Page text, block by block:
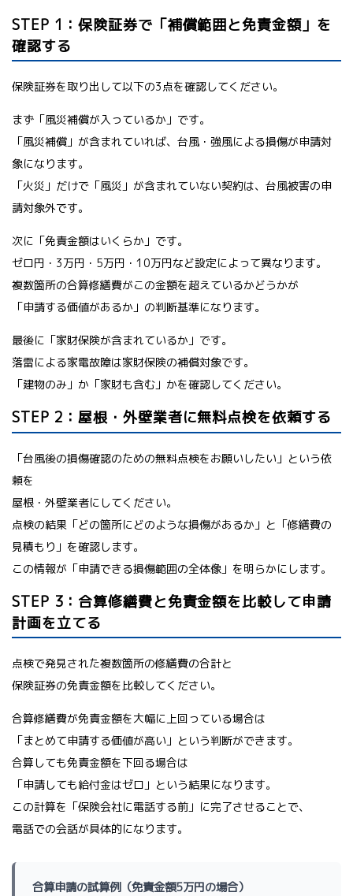
STEP 1：保険証券で「補償範囲と免責金額」を
確認する
保険証券を取り出して以下の3点を確認してください。
まず「風災補償が入っているか」です。
「風災補償」が含まれていれば、台風・強風による損傷が申請対
象になります。
「火災」だけで「風災」が含まれていない契約は、台風被害の申
請対象外です。
次に「免責金額はいくらか」です。
ゼロ円・3万円・5万円・10万円など設定によって異なります。
複数箇所の合算修繕費がこの金額を超えているかどうかが
「申請する価値があるか」の判断基準になります。
最後に「家財保険が含まれているか」です。
落雷による家電故障は家財保険の補償対象です。
「建物のみ」か「家財も含む」かを確認してください。
STEP 2：屋根・外壁業者に無料点検を依頼する
「台風後の損傷確認のための無料点検をお願いしたい」という依
頼を
屋根・外壁業者にしてください。
点検の結果「どの箇所にどのような損傷があるか」と「修繕費の
見積もり」を確認します。
この情報が「申請できる損傷範囲の全体像」を明らかにします。
STEP 3：合算修繕費と免責金額を比較して申請
計画を立てる
点検で発見された複数箇所の修繕費の合計と
保険証券の免責金額を比較してください。
合算修繕費が免責金額を大幅に上回っている場合は
「まとめて申請する価値が高い」という判断ができます。
合算しても免責金額を下回る場合は
「申請しても給付金はゼロ」という結果になります。
この計算を「保険会社に電話する前」に完了させることで、
電話での会話が具体的になります。
合算申請の試算例（免責金額5万円の場合）